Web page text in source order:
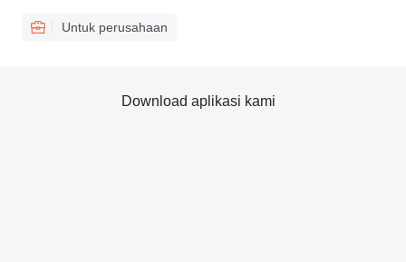
Untuk perusahaan
Download aplikasi kami